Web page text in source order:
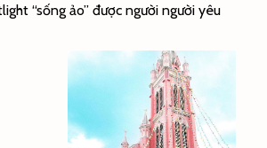
“sống ảo” được người người yêu